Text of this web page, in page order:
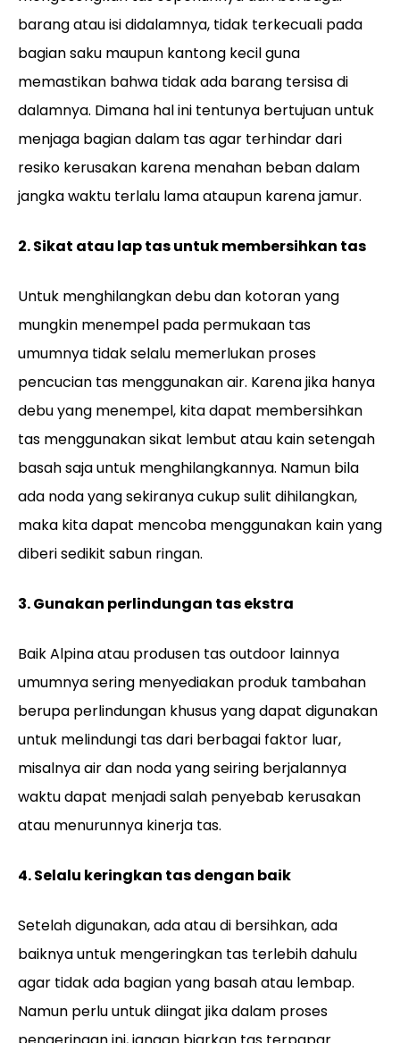
barang atau isi didalamnya, tidak terkecuali pada
bagian saku maupun kantong kecil guna
memastikan bahwa tidak ada barang tersisa di
dalamnya. Dimana hal ini tentunya bertujuan untuk
menjaga bagian dalam tas agar terhindar dari
resiko kerusakan karena menahan beban dalam
jangka waktu terlalu lama ataupun karena jamur.
2. Sikat atau lap tas untuk membersihkan tas
Untuk menghilangkan debu dan kotoran yang
mungkin menempel pada permukaan tas
umumnya tidak selalu memerlukan proses
pencucian tas menggunakan air. Karena jika hanya
debu yang menempel, kita dapat membersihkan
tas menggunakan sikat lembut atau kain setengah
basah saja untuk menghilangkannya. Namun bila
ada noda yang sekiranya cukup sulit dihilangkan,
maka kita dapat mencoba menggunakan kain yang
diberi sedikit sabun ringan.
3. Gunakan perlindungan tas ekstra
Baik Alpina atau produsen tas outdoor lainnya
umumnya sering menyediakan produk tambahan
berupa perlindungan khusus yang dapat digunakan
untuk melindungi tas dari berbagai faktor luar,
misalnya air dan noda yang seiring berjalannya
waktu dapat menjadi salah penyebab kerusakan
atau menurunnya kinerja tas.
4. Selalu keringkan tas dengan baik
Setelah digunakan, ada atau di bersihkan, ada
baiknya untuk mengeringkan tas terlebih dahulu
agar tidak ada bagian yang basah atau lembap.
Namun perlu untuk diingat jika dalam proses